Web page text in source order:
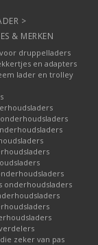
>
& MERKEN
druppelladers
en adapters
lader en trolley
onderhoudsladers
zeker van pas